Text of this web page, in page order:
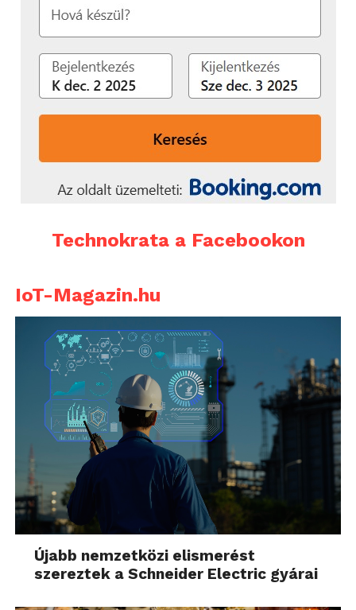
Technokrata a Facebookon
IoT-Magazin.hu
Újabb nemzetközi elismerést
szereztek a Schneider Electric gyárai